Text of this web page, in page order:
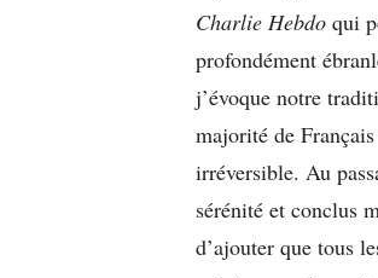
Charlie Hebdo qui
profondément
j’évoque notre
majorité de
irréversible. Au
sérénité et conclus
d’ajouter que tous